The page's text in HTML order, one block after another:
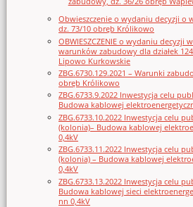
Obwieszczenie o wydaniu decyzji o
dz. 73/10 obręb Królikowo
OBWIESZCZENIE o wydaniu decyzji
warunków zabudowy dla działek
Lipowo Kurkowskie
ZBG.6730.129.2021 – Warunki
obręb Królikowo
ZBG.6733.9.2022 Inwestycja celu
Budowa kablowej
ZBG.6733.10.2022 Inwestycja celu
(kolonia)– Budowa kablowej
0,4kV
ZBG.6733.11.2022 Inwestycja celu
(kolonia) – Budowa kablowej
0,4kV
ZBG.6733.13.2022 Inwestycja celu
Budowa kablowej sieci
nn 0,4kV